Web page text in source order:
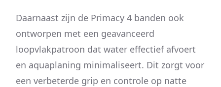
Daarnaast zijn de Primacy 4 banden ook
ontworpen met een geavanceerd
loopvlakpatroon dat water effectief afvoert
en aquaplaning minimaliseert. Dit zorgt voor
een verbeterde grip en controle op natte